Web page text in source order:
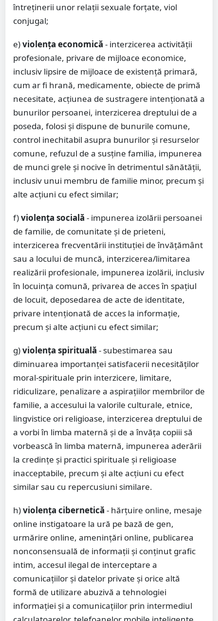
întreţinerii unor relaţii sexuale forţate, viol
conjugal;
e)violenţa economică - interzicerea activităţii
profesionale, privare de mijloace economice,
inclusiv lipsire de mijloace de existenţă primară,
cum ar fi hrană, medicamente, obiecte de primă
necesitate, acţiunea de sustragere intenţionată a
bunurilor persoanei, interzicerea dreptului de a
poseda, folosi şi dispune de bunurile comune,
control inechitabil asupra bunurilor şi resurselor
comune, refuzul de a susţine familia, impunerea
de munci grele şi nocive în detrimentul sănătăţii,
inclusiv unui membru de familie minor, precum şi
alte acţiuni cu efect similar;
f)violenţa socială - impunerea izolării persoanei
de familie, de comunitate şi de prieteni,
interzicerea frecventării instituţiei de învăţământ
sau a locului de muncă, interzicerea/limitarea
realizării profesionale, impunerea izolării, inclusiv
în locuinţa comună, privarea de acces în spaţiul
de locuit, deposedarea de acte de identitate,
privare intenţionată de acces la informaţie,
precum şi alte acţiuni cu efect similar;
g)violenţa spirituală - subestimarea sau
diminuarea importanţei satisfacerii necesităţilor
moral-spirituale prin interzicere, limitare,
ridiculizare, penalizare a aspiraţiilor membrilor de
familie, a accesului la valorile culturale, etnice,
lingvistice ori religioase, interzicerea dreptului de
a vorbi în limba maternă şi de a învăţa copiii să
vorbească în limba maternă, impunerea aderării
la credinţe şi practici spirituale şi religioase
inacceptabile, precum şi alte acţiuni cu efect
similar sau cu repercusiuni similare.
h)violența cibernetică - hărțuire online, mesaje
online instigatoare la ură pe bază de gen,
urmărire online, amenințări online, publicarea
nonconsensuală de informații și conținut grafic
intim, accesul ilegal de interceptare a
comunicațiilor și datelor private și orice altă
formă de utilizare abuzivă a tehnologiei
informației și a comunicațiilor prin intermediul